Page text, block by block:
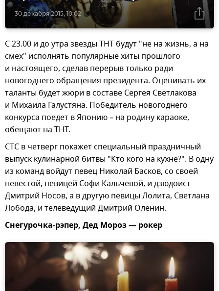
30 декабря 2015, 10:02
С 23.00 и до утра звезды ТНТ будут "не на жизнь, а на
смех" исполнять популярные хиты прошлого
и настоящего, сделав перерыв только ради
новогоднего обращения президента. Оценивать их
таланты будет жюри в составе Сергея Светлакова
и Михаила Галустяна. Победитель новогоднего
конкурса поедет в Японию – на родину караоке,
обещают на ТНТ.
СТС в четверг покажет специальный праздничный
выпуск кулинарной битвы "Кто кого на кухне?". В одну
из команд войдут певец Николай Басков, со своей
невестой, певицей Софи Кальчевой, и дзюдоист
Дмитрий Носов, а в другую певицы Лолита, Светлана
Лобода, и телеведущий Дмитрий Оленин.
Снегурочка-рэпер, Дед Мороз — рокер